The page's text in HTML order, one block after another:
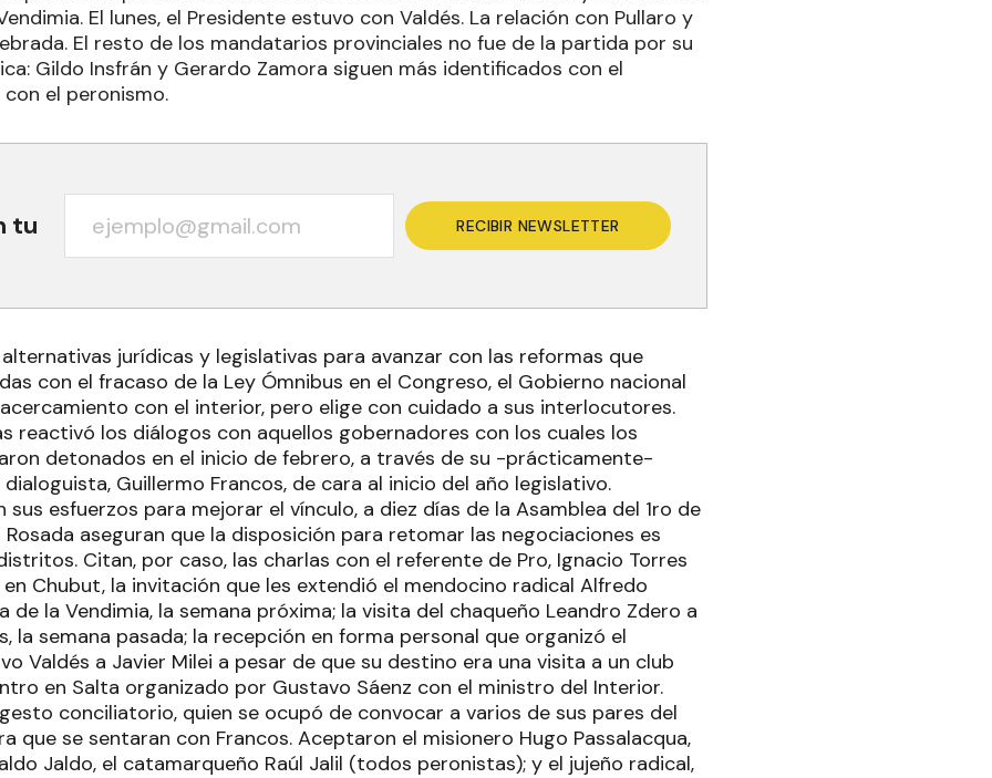
El lunes, el Presidente estuvo con Valdés. La relación con Pullaro y
El resto de los mandatarios provinciales no fue de la partida por su
Gildo Insfrán y Gerardo Zamora siguen más identificados con el
el peronismo.
tu RECIBIR NEWSLETTER
jurídicas y legislativas para avanzar con las reformas que
con el fracaso de la Ley Ómnibus en el Congreso, el Gobierno nacional
con el interior, pero elige con cuidado a sus interlocutores.
reactivó los diálogos con aquellos gobernadores con los cuales los
detonados en el inicio de febrero, a través de su -prácticamente-
Guillermo Francos, de cara al inicio del año legislativo.
sus esfuerzos para mejorar el vínculo, a diez días de la Asamblea del 1ro de
Rosada aseguran que la disposición para retomar las negociaciones es
Citan, por caso, las charlas con el referente de Pro, Ignacio Torres
Chubut, la invitación que les extendió el mendocino radical Alfredo
de la Vendimia, la semana próxima; la visita del chaqueño Leandro Zdero a
la semana pasada; la recepción en forma personal que organizó el
Valdés a Javier Milei a pesar de que su destino era una visita a un club
en Salta organizado por Gustavo Sáenz con el ministro del Interior.
gesto conciliatorio, quien se ocupó de convocar a varios de sus pares del
que se sentaran con Francos. Aceptaron el misionero Hugo Passalacqua,
Jaldo, el catamarqueño Raúl Jalil (todos peronistas); y el jujeño radical,